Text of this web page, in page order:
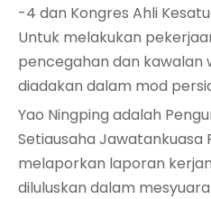
-4 dan Kongres Ahli
Untuk melakukan
pencegahan dan kawalan
diadakan dalam mod
Yao Ningping adalah
Setiausaha Jawatankuasa
melaporkan laporan
diluluskan dalam